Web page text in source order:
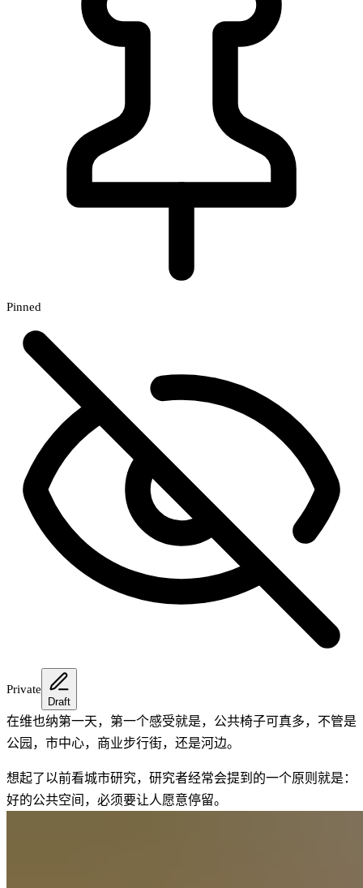
Pinned
Private
Draft
在维也纳第一天，第一个感受就是，公共椅子可真多，不管是
公园，市中心，商业步行街，还是河边。
想起了以前看城市研究，研究者经常会提到的一个原则就是：
好的公共空间，必须要让人愿意停留。